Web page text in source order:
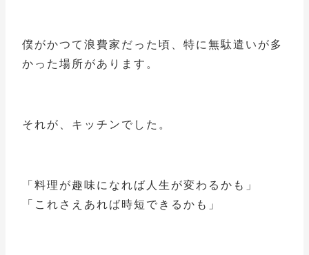
僕がかつて浪費家だった頃、特に無駄遣いが多
かった場所があります。
それが、キッチンでした。
「料理が趣味になれば人生が変わるかも」
「これさえあれば時短できるかも」